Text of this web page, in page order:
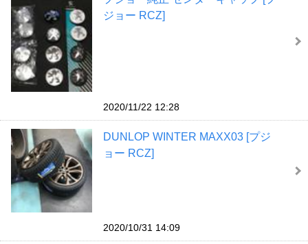
ジョー RCZ]
2020/11/22 12:28
DUNLOP WINTER MAXX03 [プジ
ョー RCZ]
2020/10/31 14:09